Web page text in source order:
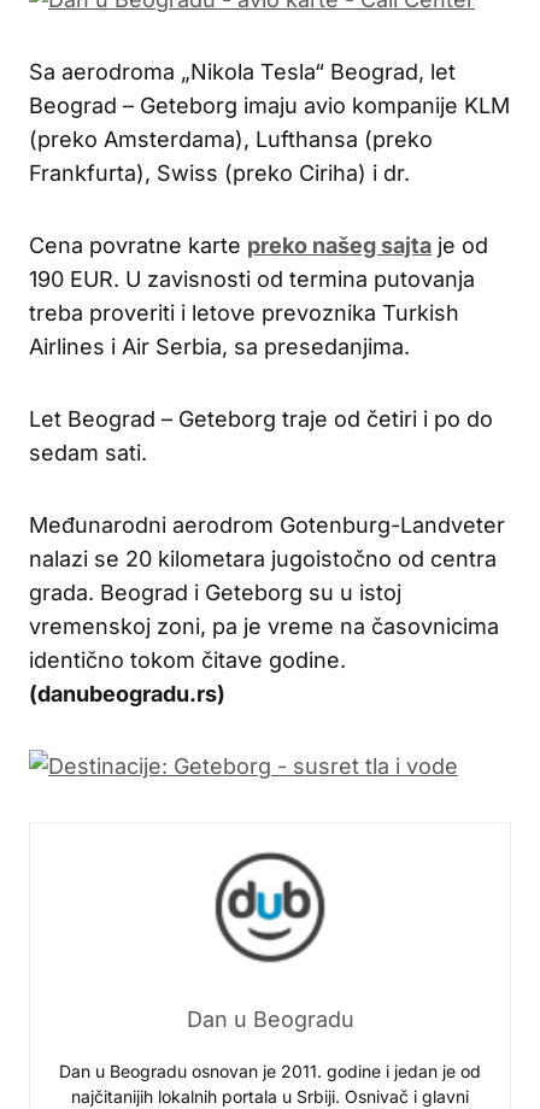
Sa aerodroma „Nikola Tesla“ Beograd, let
Beograd – Geteborg imaju avio kompanije KLM
(preko Amsterdama), Lufthansa (preko
Frankfurta), Swiss (preko Ciriha) i dr.
Cena povratne karte preko našeg sajta je od
190 EUR. U zavisnosti od termina putovanja
treba proveriti i letove prevoznika Turkish
Airlines i Air Serbia, sa presedanjima.
Let Beograd – Geteborg traje od četiri i po do
sedam sati.
Međunarodni aerodrom Gotenburg-Landveter
nalazi se 20 kilometara jugoistočno od centra
grada. Beograd i Geteborg su u istoj
vremenskoj zoni, pa je vreme na časovnicima
identično tokom čitave godine.
(danubeogradu.rs)
Dan u Beogradu
Dan u Beogradu osnovan je 2011. godine i jedan je od
najčitanijih lokalnih portala u Srbiji. Osnivač i glavni